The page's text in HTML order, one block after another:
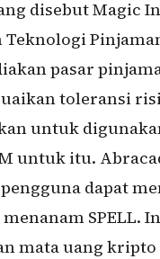
disebut Magic
pasar
toleransi
untuk
untuk itu.
dapat
SPELL.
mata uang